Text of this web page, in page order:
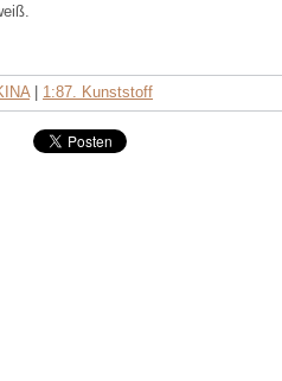
| 1:87. Kunststoff